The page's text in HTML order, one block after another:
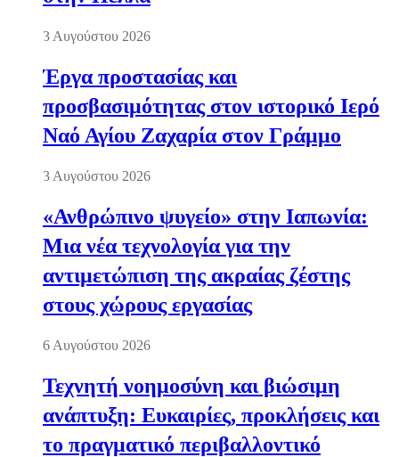
3 Αυγούστου 2026
Έργα προστασίας και
προσβασιμότητας στον ιστορικό Ιερό
Ναό Αγίου Ζαχαρία στον Γράμμο
3 Αυγούστου 2026
«Ανθρώπινο ψυγείο» στην Ιαπωνία:
Μια νέα τεχνολογία για την
αντιμετώπιση της ακραίας ζέστης
στους χώρους εργασίας
6 Αυγούστου 2026
Τεχνητή νοημοσύνη και βιώσιμη
ανάπτυξη: Ευκαιρίες, προκλήσεις και
το πραγματικό περιβαλλοντικό